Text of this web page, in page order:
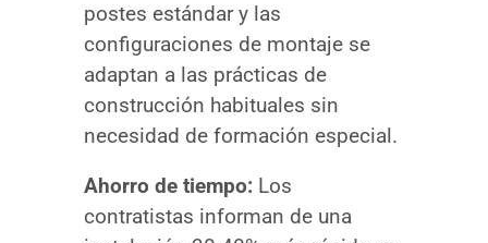
postes estándar y las
configuraciones de montaje se
adaptan a las prácticas de
construcción habituales sin
necesidad de formación especial.
Ahorro de tiempo: Los
contratistas informan de una